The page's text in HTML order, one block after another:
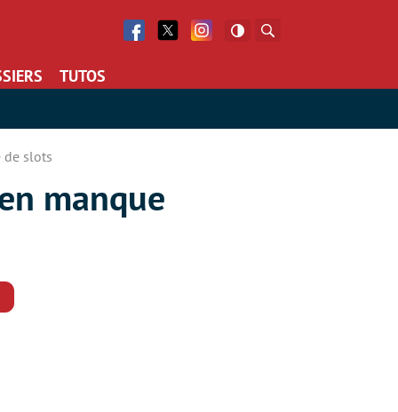
Facebook
Twitter Facebook
TUTOS
de slots
manque